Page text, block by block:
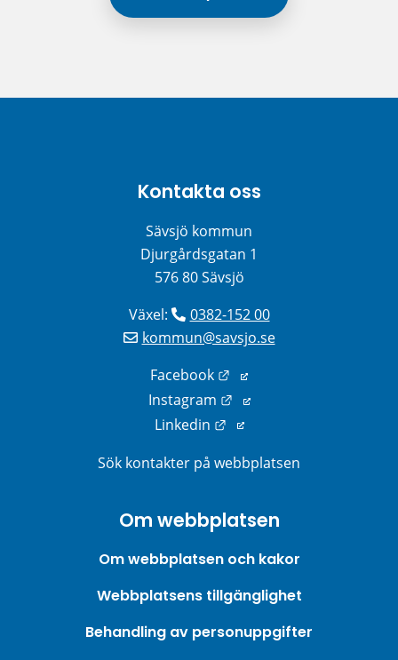
Kontakta oss
Sävsjö kommun
Djurgårdsgatan 1
576 80 Sävsjö
Växel:
0382-152 00
kommun@savsjo.se
Facebook
Länk till annan
Instagram
Länk till annan
Linkedin
Länk till annan webbplats.
Sök kontakter på webbplatsen
Om webbplatsen
Om webbplatsen och kakor
Webbplatsens tillgänglighet
Behandling av personuppgifter